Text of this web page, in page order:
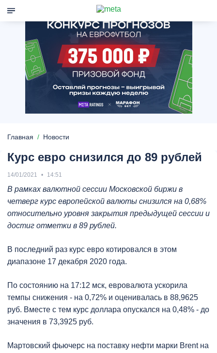
Главная Новости
Курс евро снизился до 89 рублей
14/01/2021 14:51
В рамках валютной сессии Московской биржи в
четверг курс европейской валюты снизился на 0,68%
относительно уровня закрытия предыдущей сессии и
достиг отметки в 89 рублей.
В последний раз курс евро котировался в этом
диапазоне 17 декабря 2020 года.
По состоянию на 17:12 мск, евровалюта ускорила
темпы снижения - на 0,72% и оценивалась в 88,9625
руб. Вместе с тем курс доллара опускался на 0,48% - до
значения в 73,3925 руб.
Мартовский фьючерс на поставку нефти марки Brent на